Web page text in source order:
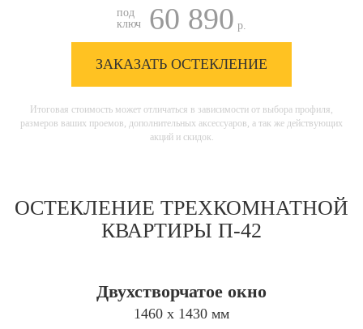
под
ключ
60 890 р.
ЗАКАЗАТЬ ОСТЕКЛЕНИЕ
Итоговая стоимость может отличаться в зависимости от выбора профиля,
размеров ваших проемов, дополнительных аксессуаров, а так же действующих
акций и скидок.
ОСТЕКЛЕНИЕ ТРЕХКОМНАТНОЙ
КВАРТИРЫ П-42
Двухстворчатое окно
1460 х 1430 мм